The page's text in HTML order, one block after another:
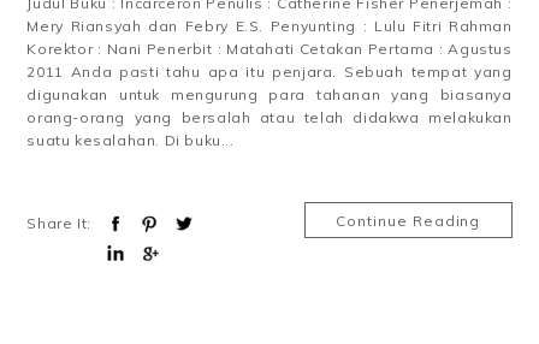
Mery Riansyah dan Febry E.S. Penyunting : Lulu Fitri Rahman
Korektor : Nani Penerbit : Matahati Cetakan Pertama : Agustus
2011 Anda pasti tahu apa itu penjara. Sebuah tempat yang
digunakan untuk mengurung para tahanan yang biasanya
orang-orang yang bersalah atau telah didakwa melakukan
suatu kesalahan. Di buku...
Share It: Continue Reading